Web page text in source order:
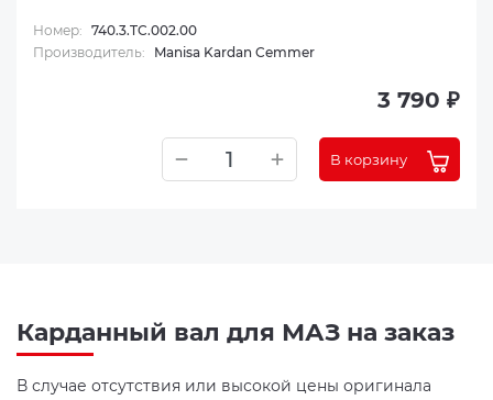
Номер: 740.3.TC.002.00
Производитель:
Manisa Kardan Cemmer
3 790 ₽
В корзину
Карданный вал для МАЗ на заказ
В случае отсутствия или высокой цены оригинала